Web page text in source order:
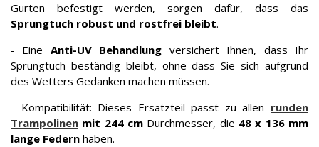
Gurten befestigt werden, sorgen dafür, dass das
Sprungtuch robust und rostfrei bleibt.
- Eine Anti-UV Behandlung versichert Ihnen, dass Ihr
Sprungtuch beständig bleibt, ohne dass Sie sich aufgrund
des Wetters Gedanken machen müssen.
- Kompatibilität: Dieses Ersatzteil passt zu allen runden
Trampolinen mit 244 cm Durchmesser, die 48 x 136 mm
lange Federn haben.